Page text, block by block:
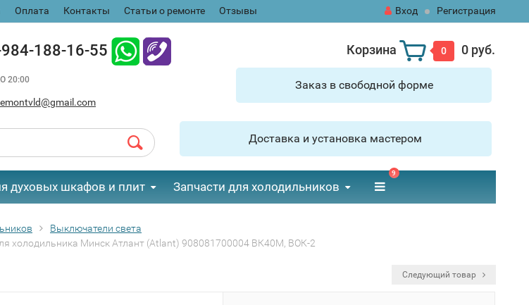
Оплата Контакты Статьи о ремонте Отзывы Вход Регистрация
188-16-55
20:00
Корзина 0 0 руб.
Заказ в свободной форме
Доставка и установка мастером
духовых шкафов и плит Запчасти для холодильников
9
Выключатели света
холодильника Минск Атлант (Atlant) 908081700004 ВК40М, ВОК-2
Следующий товар